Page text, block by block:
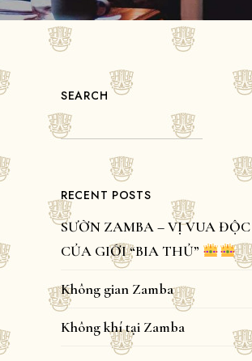
SEARCH
RECENT POSTS
SƯỜN ZAMBA – VỊ VUA
CỦA GIỚI “BIA THỦ”
Không gian Zamba
Không khí tại Zamba